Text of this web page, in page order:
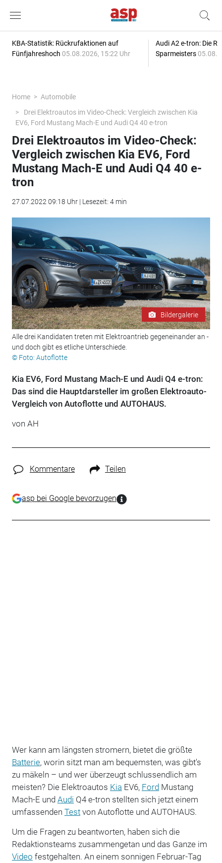
KBA-Statistik: Rückrufaktionen auf
Fünfjahreshoch 05.08.2026, 15:22 Uhr
Audi A2 e-tron: Die
Sparmeisters
Home
Automobile
Drei Elektroautos im Video-Check: Vergleich zwischen Kia
EV6, Ford Mustang Mach-E und Audi Q4 40 e-tron
Drei Elektroautos im Video-Check:
Vergleich zwischen Kia EV6, Ford
Mustang Mach-E und Audi Q4 40 e-
tron
27.07.2022 09:18 Uhr | Lesezeit: 4 min
Bildergalerie
Alle drei Kandidaten treten mit Elektroantrieb gegeneinander an -
und doch gibt es etliche Unterschiede.
© Foto: Autoflotte
Kia EV6, Ford Mustang Mach-E und Audi Q4 e-tron:
Das sind die Hauptdarsteller im großen Elektroauto-
Vergleich von Autoflotte und AUTOHAUS.
von AH
Kommentare Teilen
asp bei Google bevorzugen
Wer kann am längsten stromern, bietet die größte
Batterie, worin sitzt man am bequemsten, was gibt's
zu mäkeln – und wer überzeugt schlussendlich am
meisten? Die Elektroautos Kia EV6, FordMustang
Mach-E und Audi Q4 e-tron stellten sich jetzt einem
umfassenden Testvon Autoflotte und AUTOHAUS.
Um die Fragen zu beantworten, haben sich die
Redaktionsteams zusammengetan und das Ganze im
Video festgehalten. An einem sonnigen Februar-Tag